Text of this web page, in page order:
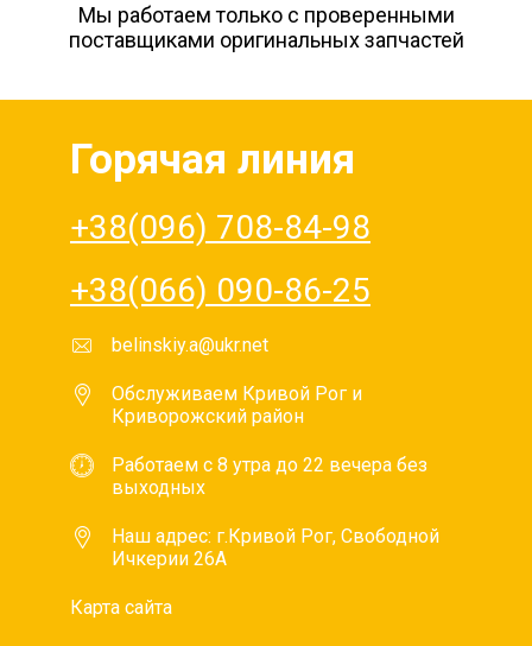
Мы работаем только с проверенными
поставщиками оригинальных запчастей
Горячая линия
+38(096) 708-84-98
+38(066) 090-86-25
belinskiy.a@ukr.net
Обслуживаем Кривой Рог и
Криворожский район
Работаем с 8 утра до 22 вечера без
выходных
Наш адрес: г.Кривой Рог, Свободной
Ичкерии 26А
Карта сайта